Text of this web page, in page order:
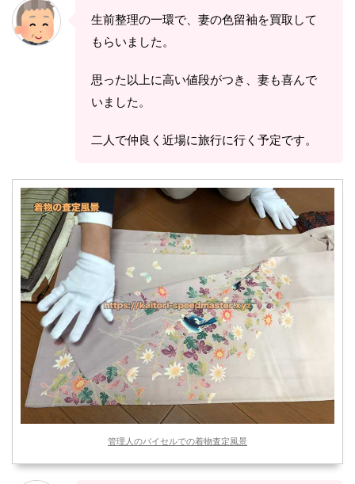
生前整理の一環で、妻の色留袖を買取して
もらいました。
思った以上に高い値段がつき、妻も喜んで
いました。
二人で仲良く近場に旅行に行く予定です。
管理人のバイセルでの着物査定風景